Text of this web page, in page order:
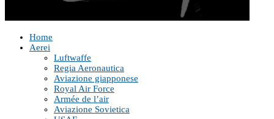
Home
Aerei
Luftwaffe
Regia Aeronautica
Aviazione giapponese
Royal Air Force
Armée de l’air
Aviazione Sovietica